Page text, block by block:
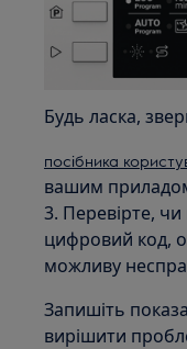
Будь ласка,
посібника
вашим
3. Перевірте,
цифровий код,
можливу
Запишіть
вирішити